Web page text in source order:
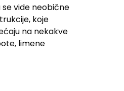
vide neobične
koje
na nekakve
limene